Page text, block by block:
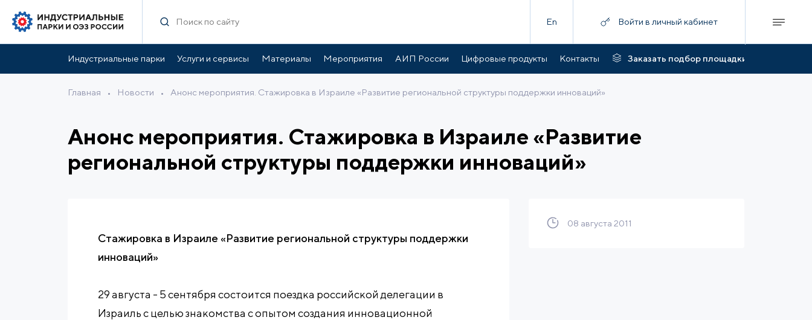
En Войти в личный кабинет
Индустриальные парки Услуги и сервисы Материалы Мероприятия АИП России Цифровые продукты Контакты Заказать подбор площадки
Главная • Новости • Анонс мероприятия. Стажировка в Израиле «Развитие региональной структуры поддержки инноваций»
Анонс мероприятия. Стажировка в Израиле «Развитие
региональной структуры поддержки инноваций»
Стажировка в Израиле «Развитие региональной структуры поддержки
инноваций»
29 августа - 5 сентября состоится поездка российской делегации в
Израиль с целью знакомства с опытом создания инновационной
08 августа 2011